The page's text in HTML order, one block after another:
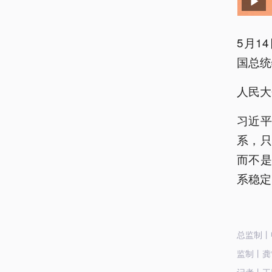
5月
国总
人民
习近
系，
而不
系稳
总监制
监制丨